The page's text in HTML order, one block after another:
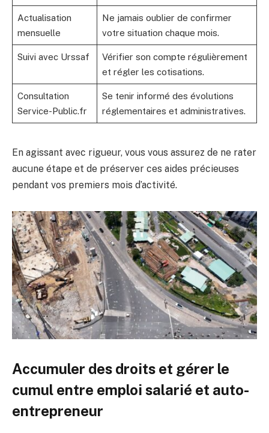
Actualisation
mensuelle
Ne jamais oublier de confirmer
votre situation chaque mois.
Suivi avec Urssaf
Vérifier son compte régulièrement
et régler les cotisations.
Consultation
Service-Public.fr
Se tenir informé des évolutions
réglementaires et administratives.
En agissant avec rigueur, vous vous assurez de ne rater
aucune étape et de préserver ces aides précieuses
pendant vos premiers mois d’activité.
Accumuler des droits et gérer le
cumul entre emploi salarié et auto-
entrepreneur